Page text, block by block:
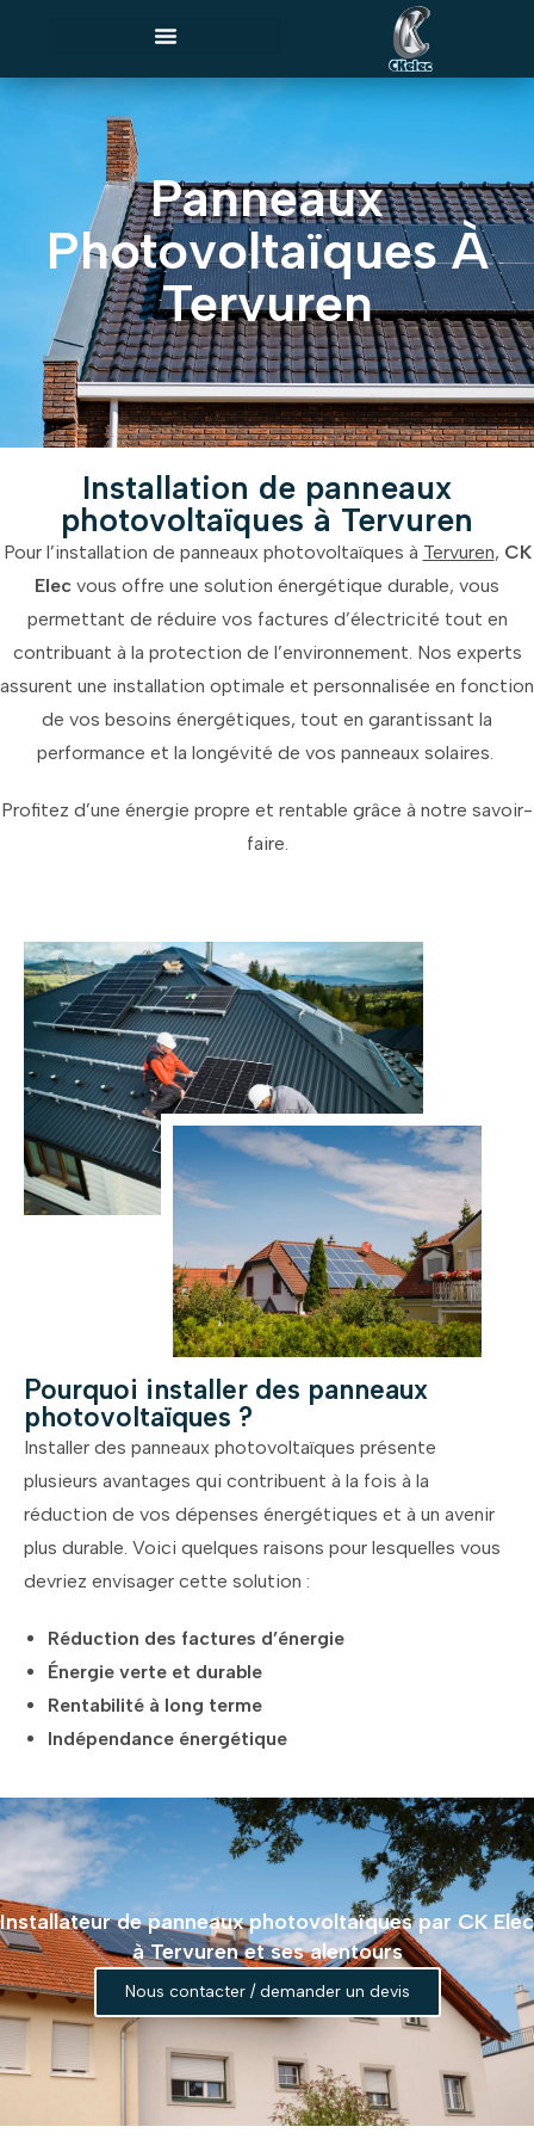
Panneaux
Photovoltaïques À
Tervuren
Installation de panneaux
photovoltaïques à Tervuren
Pour l’installation de panneaux photovoltaïques à Tervuren, CK
Elec vous offre une solution énergétique durable, vous
permettant de réduire vos factures d’électricité tout en
contribuant à la protection de l’environnement. Nos experts
assurent une installation optimale et personnalisée en fonction
de vos besoins énergétiques, tout en garantissant la
performance et la longévité de vos panneaux solaires.
Profitez d’une énergie propre et rentable grâce à notre savoir-
faire.
Pourquoi installer des panneaux
photovoltaïques ?
Installer des panneaux photovoltaïques présente
plusieurs avantages qui contribuent à la fois à la
réduction de vos dépenses énergétiques et à un avenir
plus durable. Voici quelques raisons pour lesquelles vous
devriez envisager cette solution :
Réduction des factures d’énergie
Énergie verte et durable
Rentabilité à long terme
Indépendance énergétique
Installateur de panneaux photovoltaïques par CK Elec
à Tervuren et ses alentours
Nous contacter / demander un devis